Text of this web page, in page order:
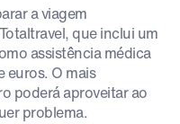
a viagem
que inclui um
assistência médica
euros. O mais
poderá aproveitar ao
problema.